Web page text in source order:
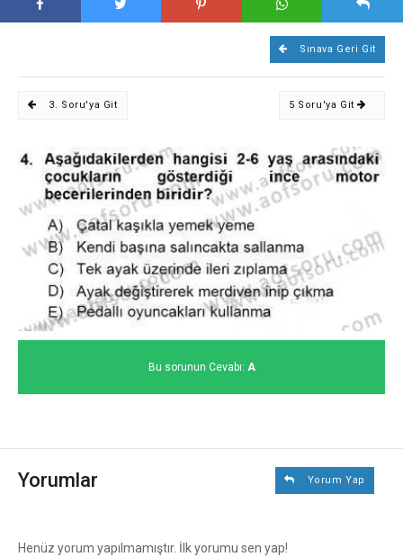
Sınava Geri Git
3. Soru'ya Git 5 Soru'ya Git
Bu sorunun Cevabı: A
Yorumlar Yorum Yap
Henüz yorum yapılmamıştır. İlk yorumu sen yap!